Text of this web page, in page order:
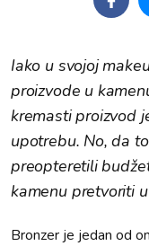
Iako u svojoj
proizvode u
kremasti proizvod
upotrebu. No, da
preopteretili
kamenu pretvoriti
Bronzer je jedan od